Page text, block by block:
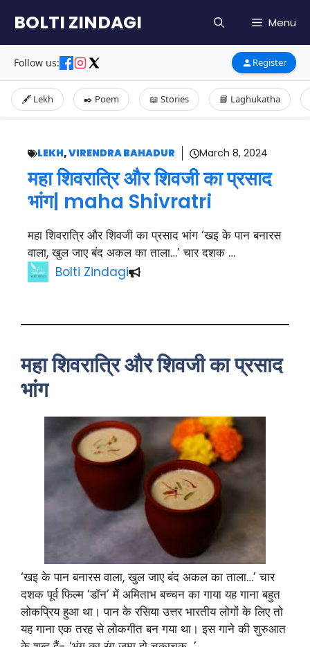
content
BOLTI ZINDAGI Menu
Follow us: Register
🖋️ Lekh ✒️ Poem 📖 Stories 📘 Laghukatha
LEKH,VIRENDRA BAHADUR March 8, 2024
महा शिवरात्रि और शिवजी का प्रसाद
भांग| maha Shivratri
महा शिवरात्रि और शिवजी का प्रसाद भांग ‘खइ के पान बनारस
वाला, खुल जाए बंद अकल का ताला…’ चार दशक …
Bolti Zindagi
महा शिवरात्रि और शिवजी का प्रसाद
भांग
‘खइ के पान बनारस वाला, खुल जाए बंद अकल का ताला…’ चार
दशक पूर्व फिल्म ‘डाॅन’ में अमिताभ बच्चन का गाया यह गाना बहुत
लोकप्रिय हुआ था। पान के रसिया उत्तर भारतीय लोगों के लिए तो
यह गाना एक तरह से लोकगीत बन गया था। इस गाने की शुरुआत